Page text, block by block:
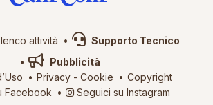
attività
Supporto Tecnico
Pubblicità
Privacy- Cookie
Copyright
Facebook
Seguici su Instagram